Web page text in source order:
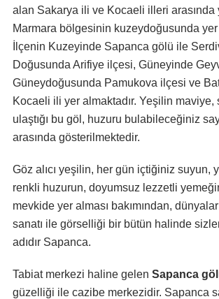
alan Sakarya ili ve Kocaeli illeri arasında
Marmara bölgesinin kuzeydoğusunda yer
İlçenin Kuzeyinde Sapanca gölü ile
Doğusunda Arifiye ilçesi, Güneyinde
Güneydoğusunda Pamukova ilçesi ve
Kocaeli ili yer almaktadır. Yeşilin maviye,
ulaştığı bu göl, huzuru bulabileceğiniz
arasında gösterilmektedir.
Göz alıcı yeşilin, her gün içtiğiniz suyun,
renkli huzurun, doyumsuz lezzetli
mevkide yer alması bakımından,
sanatı ile görselliği bir bütün halinde
adıdır Sapanca.
Tabiat merkezi haline gelen Sapanca
güzelliği ile cazibe merkezidir. Sapanca